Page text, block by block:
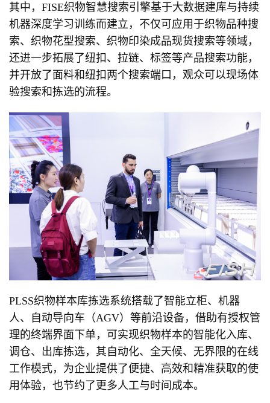
其中，FISE织物智慧搜索引擎基于大数据建库与持续
机器深度学习训练而建立，不仅可应用于织物品种搜
索、织物花型搜索、织物印染成品现货搜索等领域，
还进一步拓展了纽扣、拉链、标签等产品搜索功能，
并开放了面料和纽扣两个搜索端口，观众可以现场体
验搜索和拣选的流程。
PLSS织物样本库拣选系统搭载了智能立柜、机器
人、自动导向车（AGV）等前沿设备，借助有授权管
理的终端界面下单，可实现织物样本的智能化入库、
调仓、出库拣选，其自动化、全天候、无界限的在线
工作模式，为企业提供了便捷、高效和精准获取的使
用体验，也节约了更多人工与时间成本。